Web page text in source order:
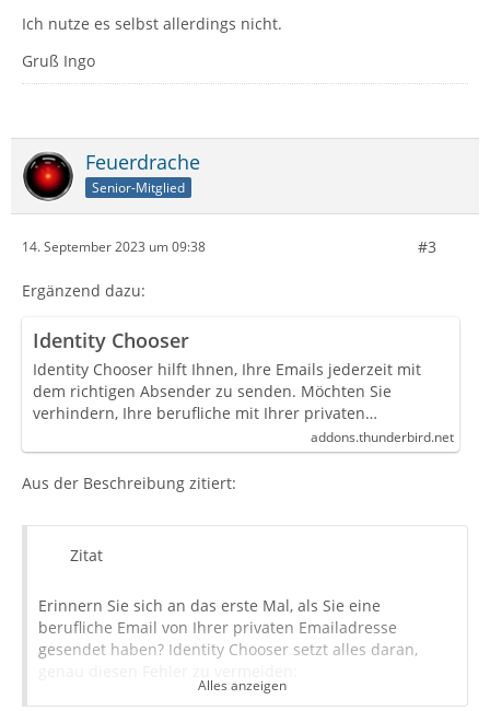
Ich nutze es selbst allerdings nicht.
Gruß Ingo
Feuerdrache
Senior-Mitglied
14. September 2023 um 09:38 #3
Ergänzend dazu:
Identity Chooser
Identity Chooser hilft Ihnen, Ihre Emails jederzeit mit
dem richtigen Absender zu senden. Möchten Sie
verhindern, Ihre berufliche mit Ihrer privaten…
addons.thunderbird.net
Aus der Beschreibung zitiert:
Zitat
Erinnern Sie sich an das erste Mal, als Sie eine
berufliche Email von Ihrer privaten Emailadresse
gesendet haben? Identity Chooser setzt alles daran,
Alles anzeigen